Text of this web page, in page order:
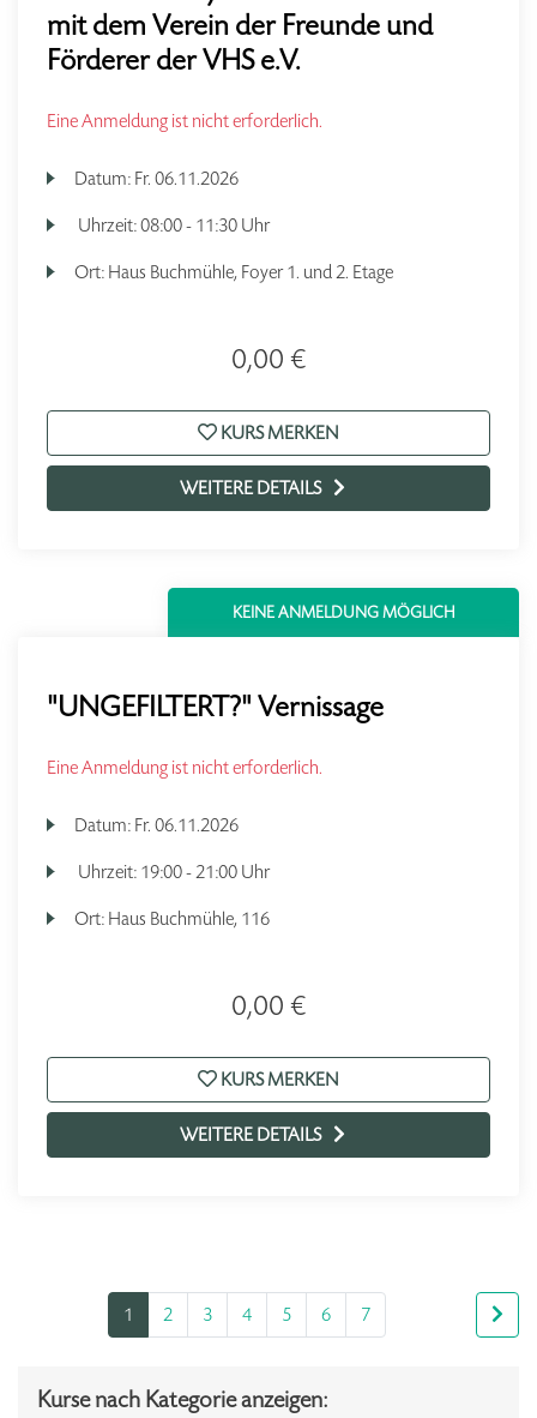
mit dem Verein der Freunde und
Förderer der VHS e.V.
Eine Anmeldung ist nicht erforderlich.
Datum: Fr. 06.11.2026
Uhrzeit:08:00 - 11:30 Uhr
Ort: Haus Buchmühle, Foyer 1. und 2. Etage
0,00 €
KURS MERKEN
WEITERE DETAILS
KEINE ANMELDUNG MÖGLICH
"UNGEFILTERT?" Vernissage
Eine Anmeldung ist nicht erforderlich.
Datum: Fr. 06.11.2026
Uhrzeit: 19:00 - 21:00 Uhr
Ort: Haus Buchmühle, 116
0,00 €
KURS MERKEN
WEITERE DETAILS
1 2 3 4 5 6 7
Kurse nach Kategorie anzeigen: